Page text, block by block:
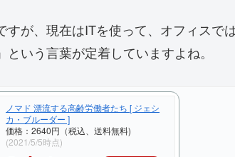
すが、現在はITを使って、オフィスで
いう言葉が定着していますよね。
ノマド 漂流する高齢労働者たち [ ジェシ
カ・ブルーダー ]
価格：2640円（税込、送料無料)
(2021/5/5時点)